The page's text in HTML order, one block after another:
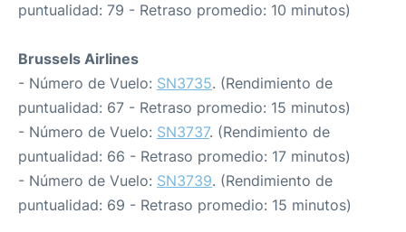
puntualidad: 79 - Retraso promedio: 10 minutos)
Brussels Airlines
- Número de Vuelo: SN3735. (Rendimiento de
puntualidad: 67 - Retraso promedio: 15 minutos)
- Número de Vuelo: SN3737. (Rendimiento de
puntualidad: 66 - Retraso promedio: 17 minutos)
- Número de Vuelo: SN3739. (Rendimiento de
puntualidad: 69 - Retraso promedio: 15 minutos)